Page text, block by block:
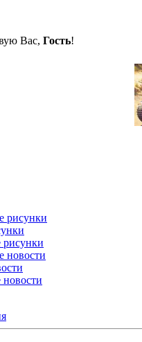
Вас, Гость!
рисунки
новости